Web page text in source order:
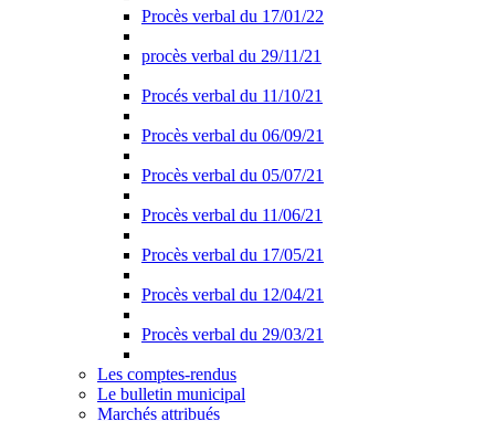
Procès verbal du 17/01/22
procès verbal du 29/11/21
Procés verbal du 11/10/21
Procès verbal du 06/09/21
Procès verbal du 05/07/21
Procès verbal du 11/06/21
Procès verbal du 17/05/21
Procès verbal du 12/04/21
Procès verbal du 29/03/21
Les comptes-rendus
Le bulletin municipal
Marchés attribués